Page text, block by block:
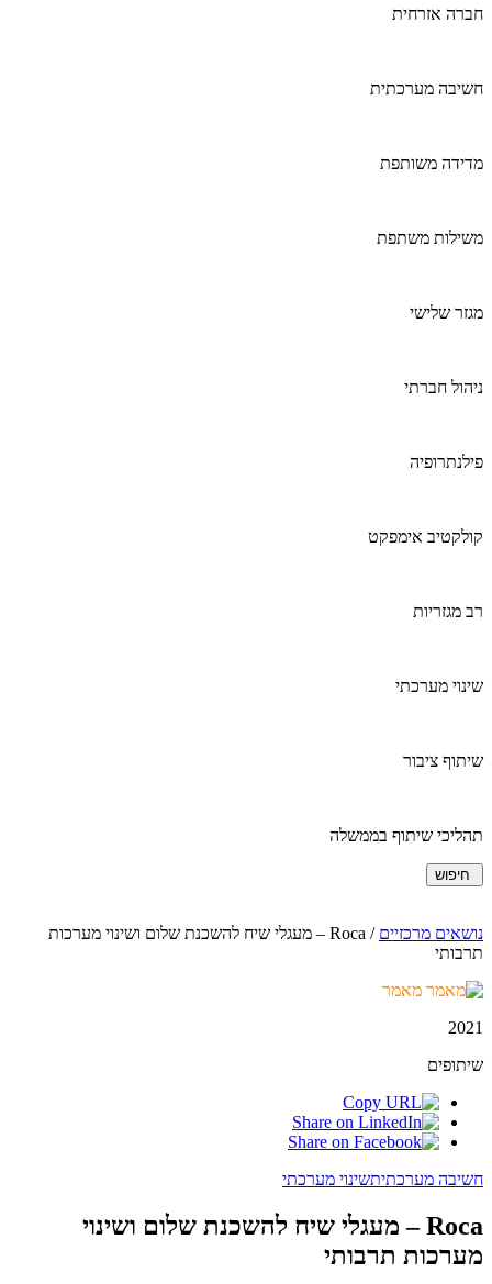
חברה אזרחית
חשיבה מערכתית
מדידה משותפת
משילות משתפת
מגזר שלישי
ניהול חברתי
פילנתרופיה
קולקטיב אימפקט
רב מגזריות
שינוי מערכתי
שיתוף ציבור
תהליכי שיתוף בממשלה
נושאים מרכזיים /
Roca – מעגלי שיח להשכנת שלום ושינוי מערכות
תרבותי
מאמר
2021
שיתופים
חשיבה מערכתיתשינוי מערכתי
Roca – מעגלי שיח להשכנת שלום ושינוי
מערכות תרבותי